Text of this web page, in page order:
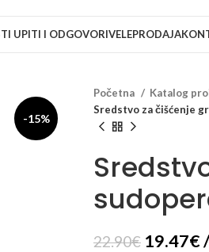
UPITI I ODGOVORIVELEPRODAJA
-15%
Početna Katalog
Sredstvo za čišćenje
22.90€ 19.47€